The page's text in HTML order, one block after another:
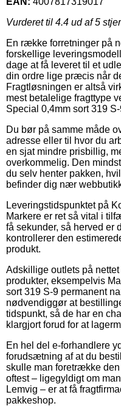
Vurderet til 4.4 ud af 5
En række forretninger på
forskellige
dage at få leveret til et
din ordre lige præcis når
Fragtløsningen er altså
mest betalelige fragttype
Special 0,4mm sort 319
Du bør på samme måde
adresse eller til hvor du
en sjat mindre prisbillig,
overkommelig. Den
du selv henter pakken,
befinder dig nær
Leveringstidspunktet på
Markere er ret så vital i
få sekunder, så herved er
kontrollerer den
produkt.
Adskillige outlets på
produkter, eksempelvis
sort 319 S-9 permanent
nødvendiggør at
tidspunkt, så de har en
klargjort forud for at
En hel del e-forhandlere
forudsætning af at du
skulle man foretrække
oftest – ligegyldigt om
Lemvig – er at få
pakkeshop.